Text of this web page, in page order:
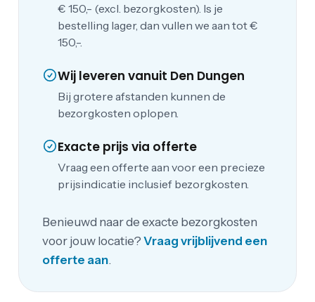
€ 150,- (excl. bezorgkosten). Is je
bestelling lager, dan vullen we aan tot €
150,-.
Wij leveren vanuit Den Dungen
Bij grotere afstanden kunnen de
bezorgkosten oplopen.
Exacte prijs via offerte
Vraag een offerte aan voor een precieze
prijsindicatie inclusief bezorgkosten.
Benieuwd naar de exacte bezorgkosten
voor jouw locatie?Vraag vrijblijvend een
offerte aan.